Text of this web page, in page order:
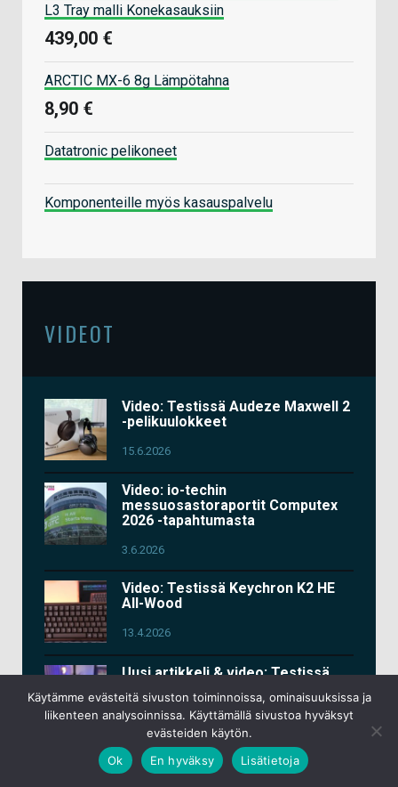
L3 Tray malli Konekasauksiin
439,00 €
ARCTIC MX-6 8g Lämpötahna
8,90 €
Datatronic pelikoneet
Komponenteille myös kasauspalvelu
VIDEOT
Video: Testissä Audeze Maxwell 2
-pelikuulokkeet
15.6.2026
Video: io-techin
messuosastoraportit Computex
2026 -tapahtumasta
3.6.2026
Video: Testissä Keychron K2 HE
All-Wood
13.4.2026
Uusi artikkeli & video: Testissä
9.3.2026
Video: Testissä Asus ROG Kithara
-pelikuulokkeet
Käytämme evästeitä sivuston toiminnoissa, ominaisuuksissa ja
liikenteen analysoinnissa. Käyttämällä sivustoa hyväksyt
evästeiden käytön.
Ok
En hyväksy Lisätietoja